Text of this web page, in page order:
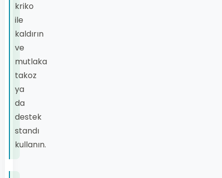
kriko
ile
kaldırın
ve
mutlaka
takoz
ya
da
destek
standı
kullanın.